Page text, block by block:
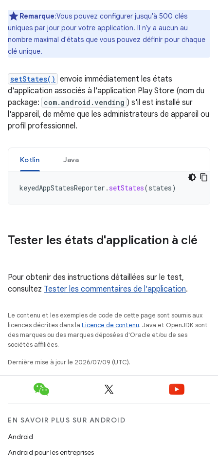
Remarque:Vous pouvez configurer jusqu'à 500 clés
uniques par jour pour votre application. Il n'y a aucun au
nombre maximal d'états que vous pouvez définir pour chaque
clé unique.
setStates() envoie immédiatement les états
d'application associés à l'application Play Store (nom du
package: com.android.vending ) s'il est installé sur
l'appareil, de même que les administrateurs de appareil ou
profil professionnel.
Kotlin Java
keyedAppStatesReporter . setStates(states)
Tester les états d'application à clé
Pour obtenir des instructions détaillées sur le test,
consultez Tester les commentaires de l'application.
Le contenu et les exemples de code de cette page sont soumis aux
licences décrites dans la Licence de contenu. Java et OpenJDK sont
des marques ou des marques déposées d'Oracle et/ou de ses
sociétés affiliées.
Dernière mise à jour le 2026/07/09 (UTC).
EN SAVOIR PLUS SUR ANDROID
Android
Android pour les entreprises